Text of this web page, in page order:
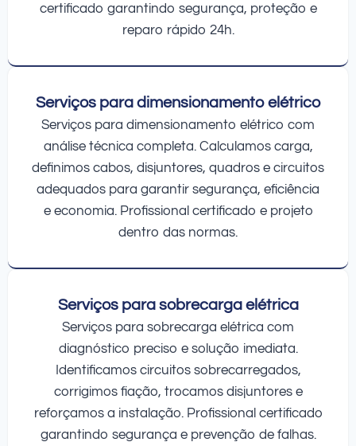
certificado garantindo segurança, proteção e
reparo rápido 24h.
Serviços para dimensionamento elétrico
Serviços para dimensionamento elétrico com
análise técnica completa. Calculamos carga,
definimos cabos, disjuntores, quadros e circuitos
adequados para garantir segurança, eficiência
e economia. Profissional certificado e projeto
dentro das normas.
Serviços para sobrecarga elétrica
Serviços para sobrecarga elétrica com
diagnóstico preciso e solução imediata.
Identificamos circuitos sobrecarregados,
corrigimos fiação, trocamos disjuntores e
reforçamos a instalação. Profissional certificado
garantindo segurança e prevenção de falhas.